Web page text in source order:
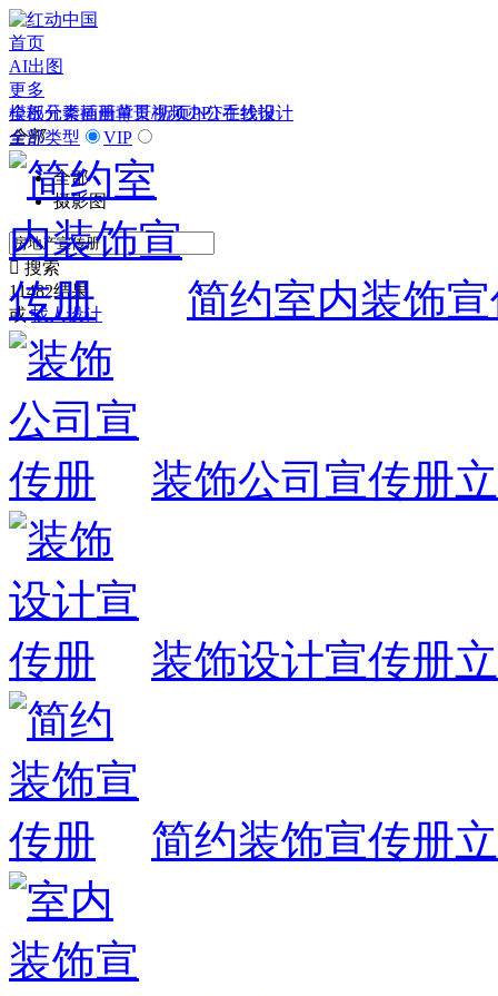
首页
AI出图
更多
模板元素插画背景视频办公在线设计
全部
全部
摄影图
 搜索
11482结果
或 找人设计
全部分类画册单页/折页PPT手抄报
全部类型
VIP
简约室内装饰
装饰公司宣传册
装饰设计宣传册
简约装饰宣传册